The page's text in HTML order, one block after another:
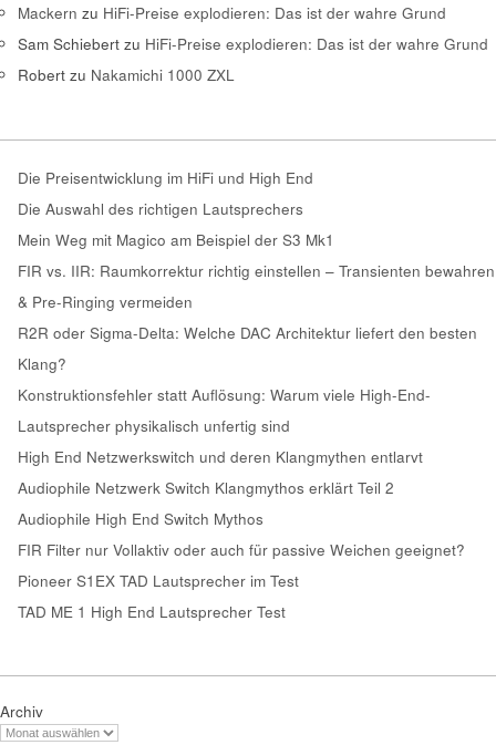
Mackern zu HiFi-Preise explodieren: Das ist der wahre Grund
Sam Schiebert zu HiFi-Preise explodieren: Das ist der wahre Grund
Robert zu Nakamichi 1000 ZXL
Die Preisentwicklung im HiFi und High End
Die Auswahl des richtigen Lautsprechers
Mein Weg mit Magico am Beispiel der S3 Mk1
FIR vs. IIR: Raumkorrektur richtig einstellen – Transienten bewahren
& Pre-Ringing vermeiden
R2R oder Sigma-Delta: Welche DAC Architektur liefert den besten
Klang?
Konstruktionsfehler statt Auflösung: Warum viele High-End-
Lautsprecher physikalisch unfertig sind
High End Netzwerkswitch und deren Klangmythen entlarvt
Audiophile Netzwerk Switch Klangmythos erklärt Teil 2
Audiophile High End Switch Mythos
FIR Filter nur Vollaktiv oder auch für passive Weichen geeignet?
Pioneer S1EX TAD Lautsprecher im Test
TAD ME 1 High End Lautsprecher Test
Archiv